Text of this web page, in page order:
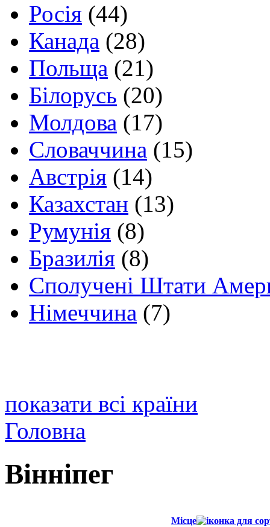
Росія (44)
Канада (28)
Польща (21)
Білорусь (20)
Молдова (17)
Словаччина (15)
Австрія (14)
Казахстан (13)
Румунія (8)
Бразилія (8)
Сполучені Штати
Німеччина (7)
показати всі країни
Головна
Вінніпег
Місце